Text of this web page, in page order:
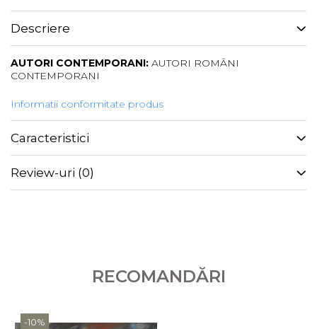
Descriere
AUTORI CONTEMPORANI: AUTORI ROMÂNI
CONTEMPORANI
Informatii conformitate produs
Caracteristici
Review-uri (0)
RECOMANDĂRI
-10%